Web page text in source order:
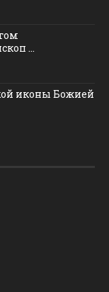
...
иконы Божией